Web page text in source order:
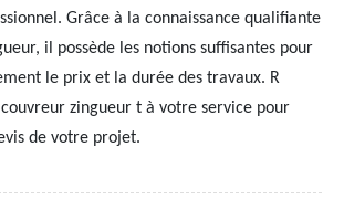
Grâce à la connaissance qualifiante
il possède les notions suffisantes pour
le prix et la durée des travaux. R
zingueur t à votre service pour
de votre projet.